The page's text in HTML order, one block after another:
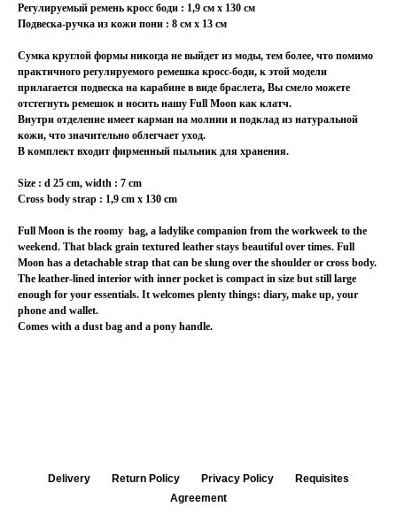
Регулируемый ремень кросс боди : 1,9 см x 130 см
Подвеска-ручка из кожи пони : 8 см x 13 см
Сумка круглой формы никогда не выйдет из моды, тем более, что помимо
практичного регулируемого ремешка кросс-боди, к этой модели
прилагается подвеска на карабине в виде браслета, Вы смело можете
отстегнуть ремешок и носить нашу Full Moon как клатч.
Внутри отделение имеет карман на молнии и подклад из натуральной
кожи, что значительно облегчает уход.
В комплект входит фирменный пыльник для хранения.
Size : d 25 cm, width : 7 cm
Cross body strap : 1,9 cm x 130 cm
Full Moon is the roomy bag, a ladylike companion from the workweek to the
weekend. That black grain textured leather stays beautiful over times. Full
Moon has a detachable strap that can be slung over the shoulder or cross body.
The leather-lined interior with inner pocket is compact in size but still large
enough for your essentials. It welcomes plenty things: diary, make up, your
phone and wallet.
Comes with a dust bag and a pony handle.
Delivery Return Policy Privacy Policy
Requisites
Agreement